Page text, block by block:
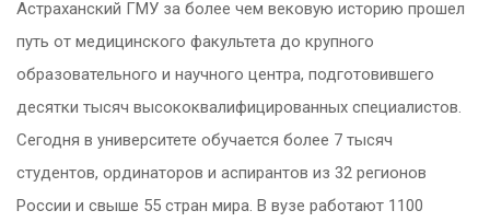
Астраханский ГМУ за более чем вековую историю прошел
путь от медицинского факультета до крупного
образовательного и научного центра, подготовившего
десятки тысяч высококвалифицированных специалистов.
Сегодня в университете обучается более 7 тысяч
студентов, ординаторов и аспирантов из 32 регионов
России и свыше 55 стран мира. В вузе работают 1100